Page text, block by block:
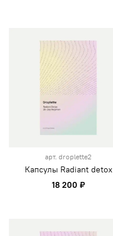
арт. droplette2
Капсулы Radiant detox
18 200 ₽